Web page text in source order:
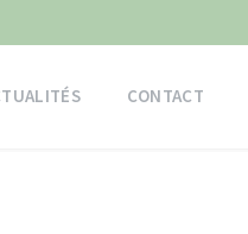
CONTACT